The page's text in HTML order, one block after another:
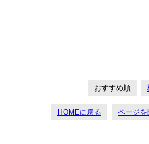
おすすめ順
ページを
HOMEに戻る